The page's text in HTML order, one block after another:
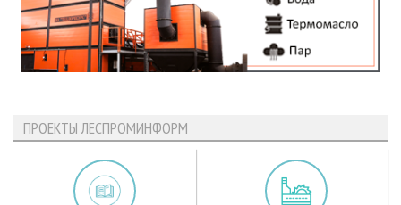
ПРОЕКТЫ ЛЕСПРОМИНФОРМ